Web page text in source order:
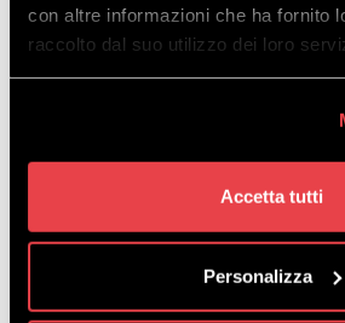
con altre informazioni che ha fornito
raccolto dal suo utilizzo dei loro
Accetta tutti
Personalizza
NOLEGGIO BIKE